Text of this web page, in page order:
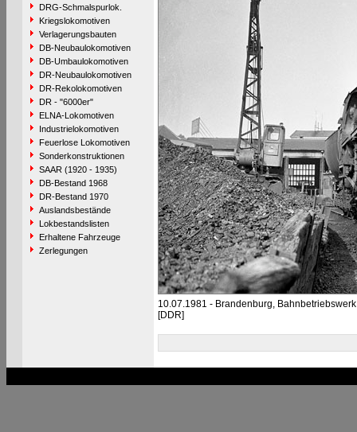
DRG-Schmalspurlok.
Kriegslokomotiven
Verlagerungsbauten
DB-Neubaulokomotiven
DB-Umbaulokomotiven
DR-Neubaulokomotiven
DR-Rekolokomotiven
DR - "6000er"
ELNA-Lokomotiven
Industrielokomotiven
Feuerlose Lokomotiven
Sonderkonstruktionen
SAAR (1920 - 1935)
DB-Bestand 1968
DR-Bestand 1970
Auslandsbestände
Lokbestandslisten
Erhaltene Fahrzeuge
Zerlegungen
10.07.1981 - Brandenburg,
[DDR]